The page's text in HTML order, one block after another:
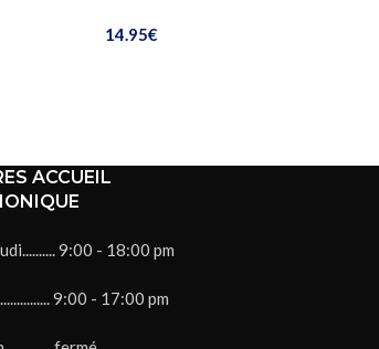
14.95€
ACCUEIL
9:00 - 18:00 pm
9:00 - 17:00 pm